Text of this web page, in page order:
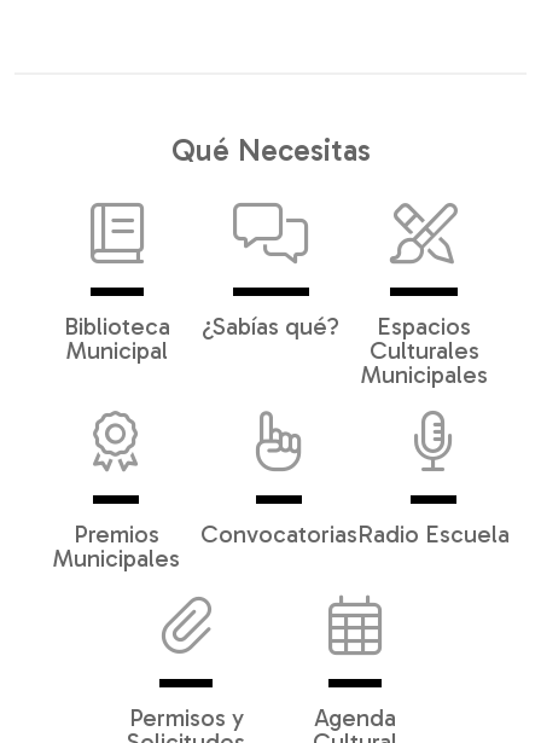
Qué Necesitas
Biblioteca
Municipal
¿Sabías qué?
Espacios
Culturales
Municipales
Premios
Municipales
ConvocatoriasRadio Escuela
Permisos y
Agenda